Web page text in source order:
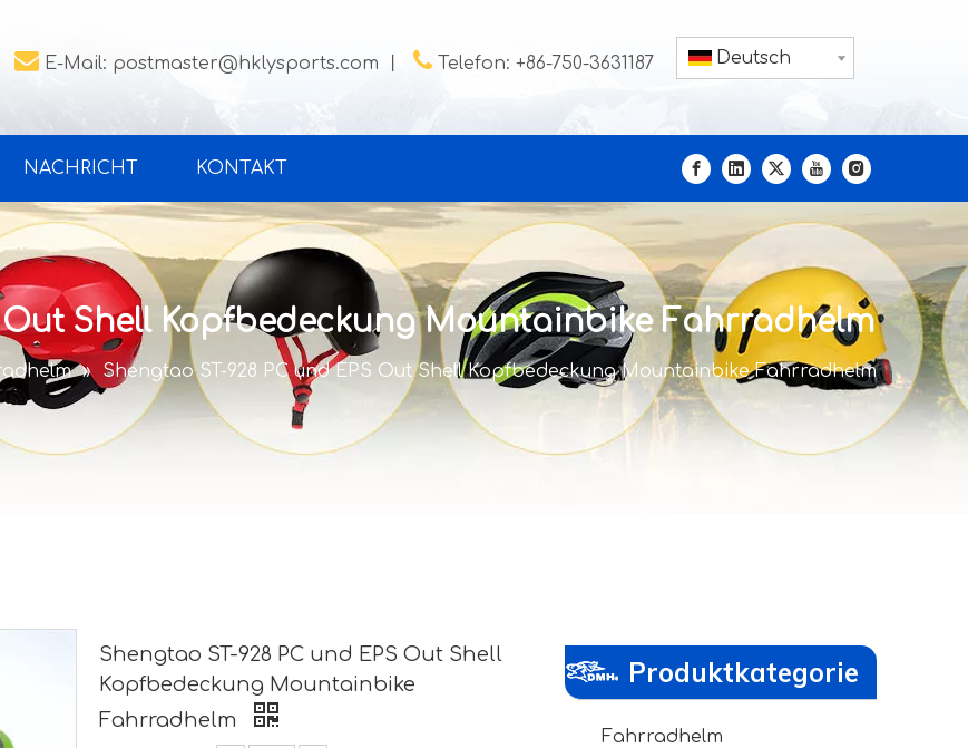
 E-Mail: postmaster@hklysports.com  Telefon: +86-750-3631187 Deutsch
NACHRICHT KONTAKT
Out Shell Kopfbedeckung Mountainbike Fahrradhelm
» Shengtao ST-928 PC und EPS Out Shell Kopfbedeckung Mountainbike Fahrradhelm
Shengtao ST-928 PC und EPS Out Shell
Kopfbedeckung Mountainbike
Fahrradhelm
Produktkategorie
Fahrradhelm